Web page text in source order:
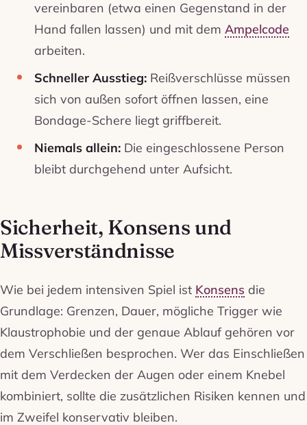
vereinbaren (etwa einen Gegenstand in der
Hand fallen lassen) und mit demAmpelcode
arbeiten.
Schneller Ausstieg: Reißverschlüsse müssen
sich von außen sofort öffnen lassen, eine
Bondage-Schere liegt griffbereit.
Niemals allein: Die eingeschlossene Person
bleibt durchgehend unter Aufsicht.
Sicherheit, Konsens und
Missverständnisse
Wie bei jedem intensiven Spiel ist Konsens die
Grundlage: Grenzen, Dauer, mögliche Trigger wie
Klaustrophobie und der genaue Ablauf gehören vor
dem Verschließen besprochen. Wer das Einschließen
mit dem Verdecken der Augen oder einem Knebel
kombiniert, sollte die zusätzlichen Risiken kennen und
im Zweifel konservativ bleiben.